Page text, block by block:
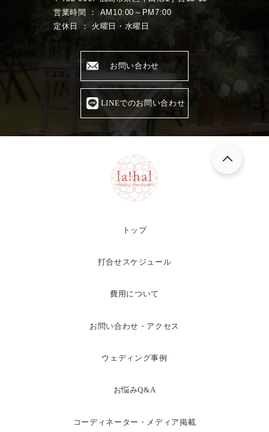
営業時間 ： AM10:00～PM7:00
定休日 ： 火曜日・水曜日
お問い合わせ
LINEでのお問い合わせ
トップ
打合せスケジュール
費用について
お問い合わせ・アクセス
ウェディング事例
お悩みQ&A
コーディネーター・メディア掲載